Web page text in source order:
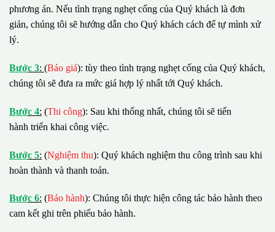
phương án. Nếu tình trạng nghẹt cống của Quý khách là đơn
giản, chúng tôi sẽ hướng dẫn cho Quý khách cách để tự mình xử
lý.
Bước 3: (Báo giá): tùy theo tình trạng nghẹt cống của Quý khách,
chúng tôi sẽ đưa ra mức giá hợp lý nhất tới Quý khách.
Bước 4: (Thi công): Sau khi thống nhất, chúng tôi sẽ tiến
hành triển khai công việc.
Bước 5: (Nghiệm thu): Quý khách nghiệm thu công trình sau khi
hoàn thành và thanh toán.
Bước 6: (Bảo hành): Chúng tôi thực hiện công tác bảo hành theo
cam kết ghi trên phiếu bảo hành.